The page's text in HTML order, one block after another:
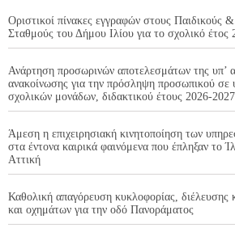
Οριστικοί πίνακες εγγραφών στους Παιδικούς
Σταθμούς του Δήμου Ιλίου για το σχολικό έτος
Ανάρτηση προσωρινών αποτελεσμάτων της υπ’
ανακοίνωσης για την πρόσληψη προσωπικού σε
σχολικών μονάδων, διδακτικού έτους 2026-2027
Άμεση η επιχειρησιακή κινητοποίηση των
στα έντονα καιρικά φαινόμενα που έπληξαν το
Αττική
Καθολική απαγόρευση κυκλοφορίας,
και οχημάτων για την οδό Πανοράματος